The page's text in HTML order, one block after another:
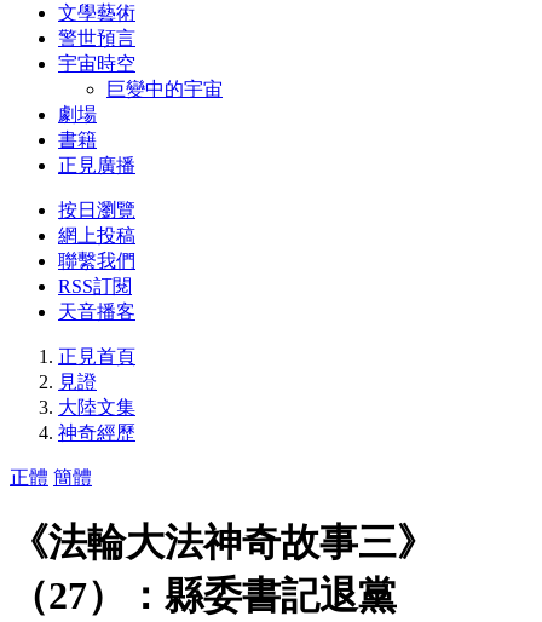
文學藝術
警世預言
宇宙時空
巨變中的宇宙
劇場
書籍
正見廣播
按日瀏覽
網上投稿
聯繫我們
RSS訂閱
天音播客
正見首頁
見證
大陸文集
神奇經歷
正體 簡體
《法輪大法神奇故事三》
（27）：縣委書記退黨